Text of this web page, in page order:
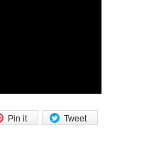
Tweet
Pin it